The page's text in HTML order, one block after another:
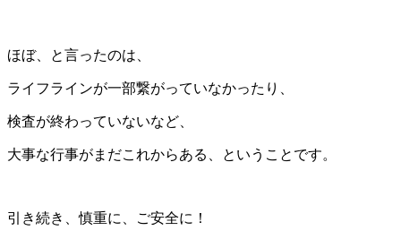
ほぼ、と言ったのは、
ライフラインが一部繋がっていなかったり、
検査が終わっていないなど、
大事な行事がまだこれからある、ということです。
引き続き、慎重に、ご安全に！